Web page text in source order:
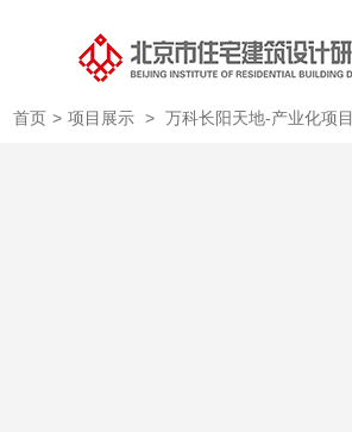
首页 > 项目展示 > 万科长阳天地-产业化项目